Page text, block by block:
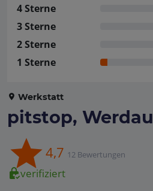
4 Sterne
3 Sterne
2 Sterne
1 Sterne
Werkstatt
pitstop, Werdau
4,7 12 Bewertungen
verifiziert